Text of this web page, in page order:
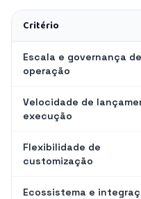
Critério
Escala e governança de
operação
Velocidade de
execução
Flexibilidade de
customização
Ecossistema e